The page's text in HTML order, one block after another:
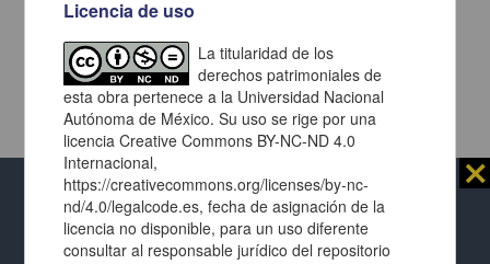
Al usar este repositorio estás aceptando sus
términos y condiciones de uso , y te obligas a
respetar los derechos expresados en laslicencias
⨯
Repositorio Institucional de la
Licencia de uso
La titularidad de los
derechos patrimoniales de
esta obra pertenece a la Universidad Nacional
Autónoma de México. Su uso se rige por una
licencia Creative Commons BY-NC-ND 4.0
Internacional,
https://creativecommons.org/licenses/by-nc-
nd/4.0/legalcode.es, fecha de asignación de la
licencia no disponible, para un uso diferente
consultar al responsable jurídico del repositorio